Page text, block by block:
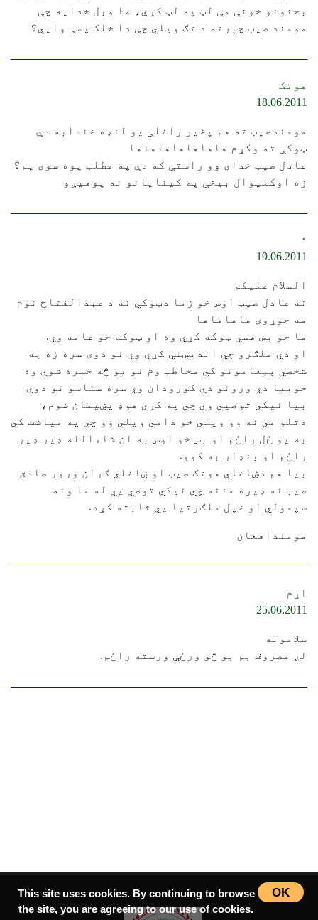
بحثونو خونې مې لټ په لټ کړې، ما وېل خدایه چې
مومند صیب چېرته د تګ ویلي چې دا خلک پسې وایي؟
هوتک
18.06.2011
مومندصیب ته هم پخیر راغلې یو لنډه خندابه دې
ټوکې ته وکړم هاهاهاهاهاهاها
عادل صیب خدای وو راستې که دې په مطلب پوه سوی یم؟
زه اوکلیوال بیخې په کینایانو نه پوهیږو
۰
19.06.2011
السلام علیکم
نه عادل صیب اوس خو زما دټوکي نه د عبدالفتاح نوم
مه جوړوی هاهاهاها
ما خو بس هسي ټوکه کړي وه او ټوکه خو عامه وي.
او دي ملګرو چي اندیښني کړي وي نو دوی سره زه په
شخصي پیغامونو کي مخاطب وم نو یو څه خبره شوي وه
خوبیا دي ورونو دي کورودان وي سره ستاسو نو دوي
بیا نیکي توصیي وي چي په کړي هوډ پښیمان شوم،
دتلو مي نه وو ویلي خو دامي ویلي وو چي په میاشت کي
به یو ځل راځم او بس خو اوس به ان شاءالله ډیر ډیر
راځم او بنډار به کوو.
بیا هم دښاغلي هوتک صیب او ښاغلي ګران ورور صادق
صیب نه ډیره مننه چي نیکي توصي يي له ما ونه
سپمولي او خپل ملګرتیا يي ثابته کړه.
مومندافغان
اړم
25.06.2011
سلامونه
لږ مصروف يم يو څو ورځې ورسته راځم.
OK
This site uses cookies. By continuing to browse
the site, you are agreeing to our use of cookies.